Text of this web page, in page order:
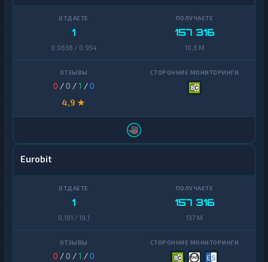
1
0,0636 / 0,954
157 316
10,6 M
0 / 0 /1 /0
4,9 ★
Eurobit
1
0,191 / 19,1
157 316
137 M
0 / 0 /1 /0